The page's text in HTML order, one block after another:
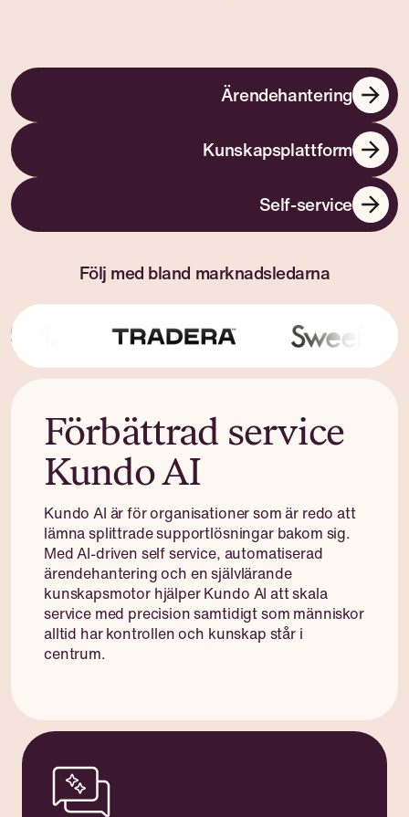
Följ med bland marknadsledarna
Förbättrad service
Kundo AI
Kundo AI är för organisationer som är redo att
lämna splittrade supportlösningar bakom sig.
Med AI-driven self service, automatiserad
ärendehantering och en självlärande
kunskapsmotor hjälper Kundo AI att skala
service med precision samtidigt som människor
alltid har kontrollen och kunskap står i
centrum.